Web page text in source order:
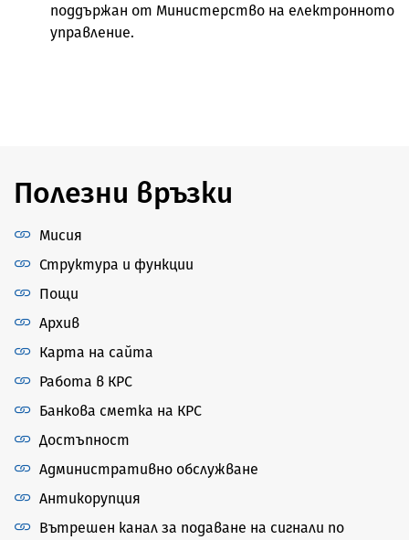
поддържан от Министерство на електронното
управление.
Полезни връзки
Мисия
Структура и функции
Пощи
Архив
Карта на сайта
Работа в КРС
Банкова сметка на КРС
Достъпност
Административно обслужване
Антикорупция
Вътрешен канал за подаване на сигнали по